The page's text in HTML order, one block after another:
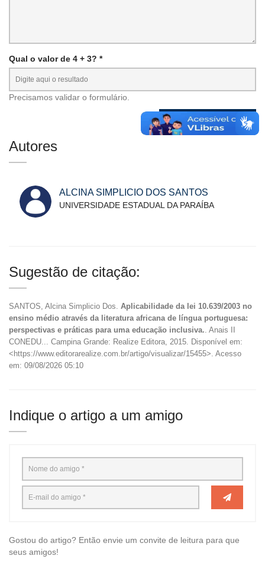
Qual o valor de 4 + 3? *
Precisamos validar o formulário.
Autores
ALCINA SIMPLICIO DOS SANTOS
UNIVERSIDADE ESTADUAL DA PARAÍBA
Sugestão de citação:
SANTOS, Alcina Simplicio Dos. Aplicabilidade da lei 10.639/2003 no
ensino médio através da literatura africana de língua portuguesa:
perspectivas e práticas para uma educação inclusiva. . Anais II
CONEDU... Campina Grande: Realize Editora, 2015. Disponível em:
<https://www.editorarealize.com.br/artigo/visualizar/15455>. Acesso
em: 09/08/2026 05:10
Indique o artigo a um amigo
Gostou do artigo? Então envie um convite de leitura para que
seus amigos!